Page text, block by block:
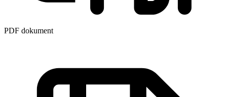
PDF dokument